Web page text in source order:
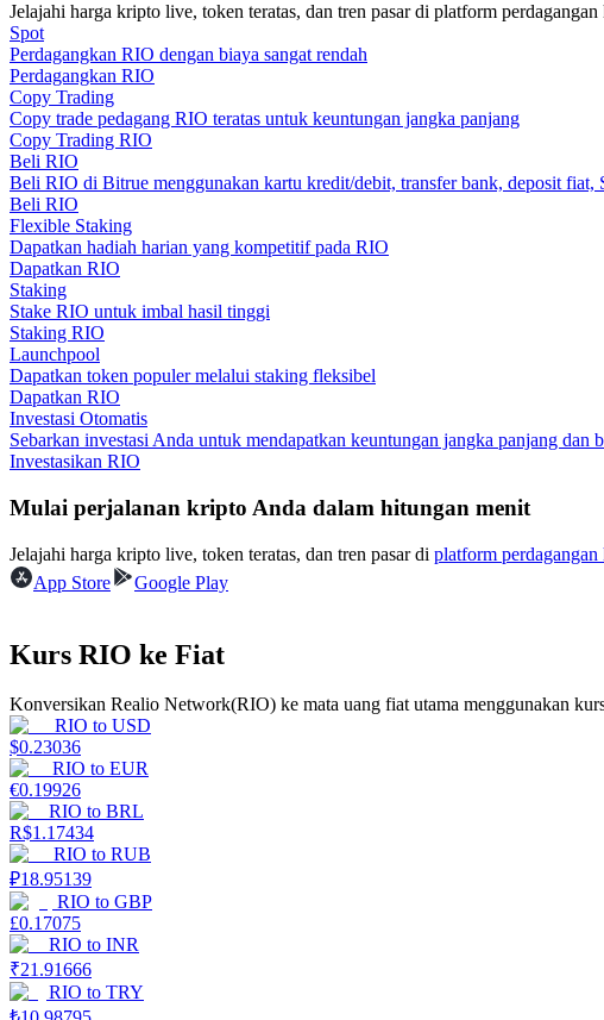
Menjadi Pedagang Salinan
Nikmati pembagian keuntungan dan komisi copy trading
Informasi
Analisis data besar termasuk info perdagangan, dll.
Memandu
Panduan Pemula Berjangka
Jelajahi harga kripto live, token teratas, dan tren pasar di platform
Spot
Perdagangkan RIO dengan biaya sangat rendah
Perdagangkan RIO
Copy Trading
Copy trade pedagang RIO teratas untuk keuntungan jangka panjang
Copy Trading RIO
Beli RIO
Beli RIO di Bitrue menggunakan kartu kredit/debit, transfer bank, deposit fiat,
Beli RIO
Flexible Staking
Dapatkan hadiah harian yang kompetitif pada RIO
Dapatkan RIO
Staking
Stake RIO untuk imbal hasil tinggi
Staking RIO
Launchpool
Dapatkan token populer melalui staking fleksibel
Dapatkan RIO
Investasi Otomatis
Sebarkan investasi Anda untuk mendapatkan keuntungan jangka panjang dan
Investasikan RIO
Mulai perjalanan kripto Anda dalam hitungan menit
Jelajahi harga kripto live, token teratas, dan tren pasar di platform
App Store
Google Play
Kurs RIO ke Fiat
Konversikan Realio Network(RIO) ke mata uang fiat utama menggunakan
RIO to USD
$0.23036
RIO to EUR
€0.19926
RIO to BRL
R$1.17434
RIO to RUB
₽18.95139
RIO to GBP
£0.17075
RIO to INR
₹21.91666
RIO to TRY